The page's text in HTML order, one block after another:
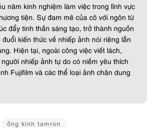
năm kinh nghiệm làm việc trong lĩnh vực
tiện. Sự đam mê của cô với ngôn từ
đẩy tinh thần sáng tạo, trở thành nguồn
kiến thức về nhiếp ảnh nói riêng lẫn
Hiện tại, ngoài công việc viết lách,
nhiếp ảnh tự do có niềm yêu thích
Fujifilm và các thể loại ảnh chân dung
ống kính tamron